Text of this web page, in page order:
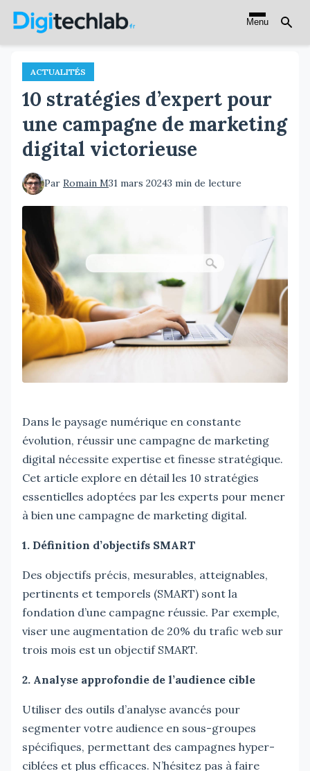
Aller
principal
Menu
ACTUALITÉS
10 stratégies d’expert pour
une campagne de marketing
digital victorieuse
Par Romain M31 mars 20243 min de lecture
Dans le paysage numérique en constante
évolution, réussir une campagne de marketing
digital nécessite expertise et finesse stratégique.
Cet article explore en détail les 10 stratégies
essentielles adoptées par les experts pour mener
à bien une campagne de marketing digital.
1. Définition d’objectifs SMART
Des objectifs précis, mesurables, atteignables,
pertinents et temporels (SMART) sont la
fondation d’une campagne réussie. Par exemple,
viser une augmentation de 20% du trafic web sur
trois mois est un objectif SMART.
2. Analyse approfondie de l’audience cible
Utiliser des outils d’analyse avancés pour
segmenter votre audience en sous-groupes
spécifiques, permettant des campagnes hyper-
ciblées et plus efficaces. N’hésitez pas à faire